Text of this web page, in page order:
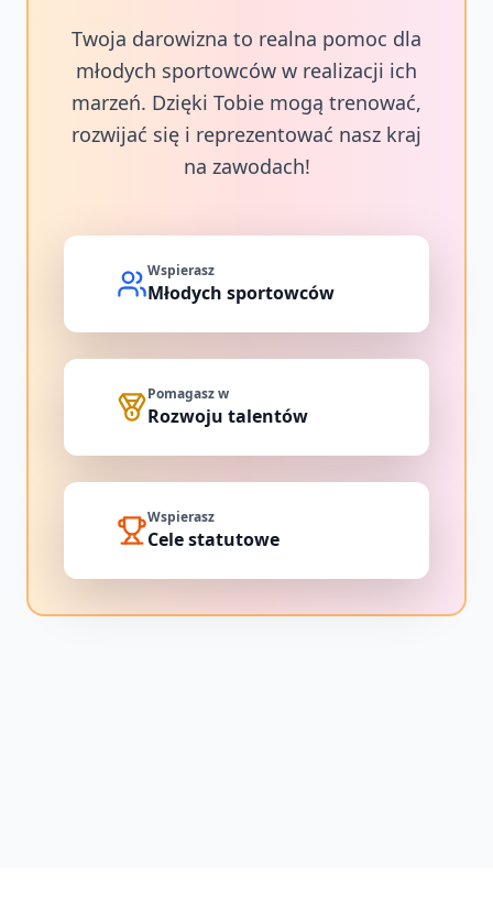
Twoja darowizna to realna pomoc dla
młodych sportowców w realizacji ich
marzeń. Dzięki Tobie mogą trenować,
rozwijać się i reprezentować nasz kraj
na zawodach!
Wspierasz
Młodych sportowców
Pomagasz w
Rozwoju talentów
Wspierasz
Cele statutowe